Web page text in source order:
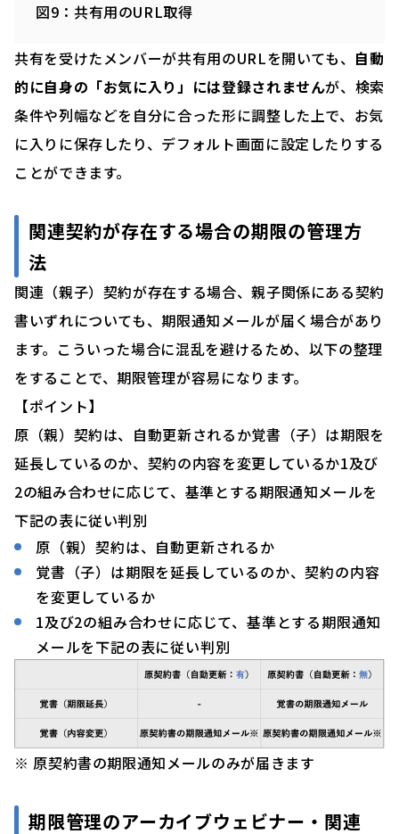
図9：共有用のURL取得
共有を受けたメンバーが共有用のURLを開いても、 自動
的に自身の「お気に入り」には登録されませんが、検索
条件や列幅などを自分に合った形に調整した上で、お気
に入りに保存したり、デフォルト画面に設定したりする
ことができます。
関連契約が存在する場合の期限の管理方
法
関連（親子）契約が存在する場合、親子関係にある契約
書いずれについても、期限通知メールが届く場合があり
ます。こういった場合に混乱を避けるため、以下の整理
をすることで、期限管理が容易になります。
【ポイント】
原（親）契約は、自動更新されるか覚書（子）は期限を
延長しているのか、契約の内容を変更しているか1及び
2の組み合わせに応じて、基準とする期限通知メールを
下記の表に従い判別
原（親）契約は、自動更新されるか
覚書（子）は期限を延長しているのか、契約の内容
を変更しているか
1及び2の組み合わせに応じて、基準とする期限通知
メールを下記の表に従い判別
※ 原契約書の期限通知メールのみが届きます
期限管理のアーカイブウェビナー・関連